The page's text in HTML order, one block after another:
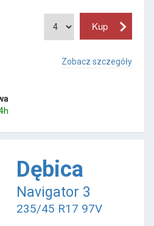
Zobacz szczegóły
Dębica
Navigator 3
235/45 R17 97V